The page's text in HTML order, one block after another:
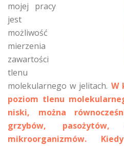
mojej pracy
jest
możliwość
mierzenia
zawartości
tlenu
molekularnego w jelitach. W
poziom tlenu
niski, można
grzybów,
mikroorganizmów.